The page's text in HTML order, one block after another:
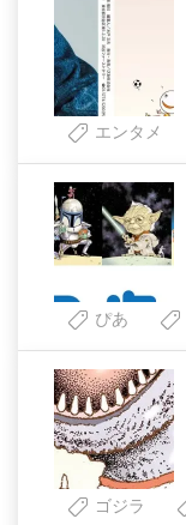
エンタメ
ぴあ
ゴジラ